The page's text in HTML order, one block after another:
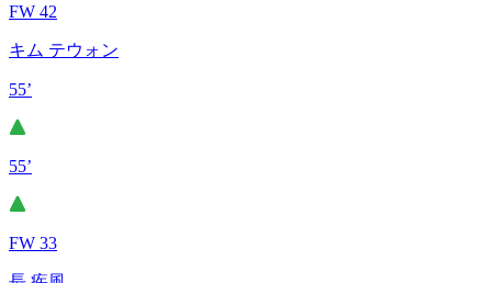
FW 42
キム テウォン
55’
55’
FW 33